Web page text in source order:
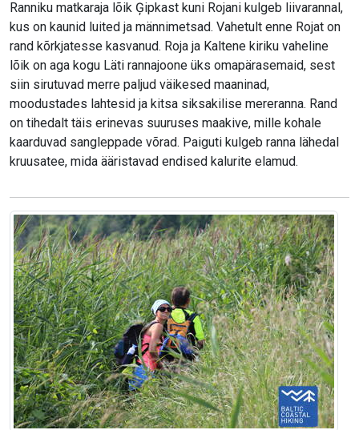
Ranniku matkaraja lõik Ģipkast kuni Rojani kulgeb liivarannal,
kus on kaunid luited ja männimetsad. Vahetult enne Rojat on
rand kõrkjatesse kasvanud. Roja ja Kaltene kiriku vaheline
lõik on aga kogu Läti rannajoone üks omapärasemaid, sest
siin sirutuvad merre paljud väikesed maaninad,
moodustades lahtesid ja kitsa siksakilise mereranna. Rand
on tihedalt täis erinevas suuruses maakive, mille kohale
kaarduvad sangleppade võrad. Paiguti kulgeb ranna lähedal
kruusatee, mida ääristavad endised kalurite elamud.